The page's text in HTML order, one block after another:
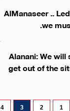
AlManaseer ..
we
Alanani: We
get out of the
1
2
3
4